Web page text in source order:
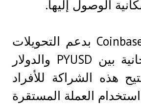
الوصول إليها.
كما التزمت Coinbase بدعم التحويلات
السهلة والمجانية بين PYUSD والدولار
هذه الشراكة للأفراد
العملة المستقرة